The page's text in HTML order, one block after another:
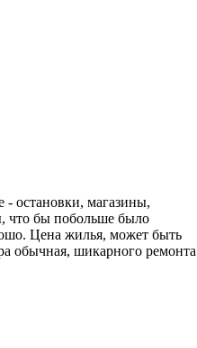
- остановки, магазины,
что бы побольше было
Цена жилья, может быть
обычная, шикарного ремонта